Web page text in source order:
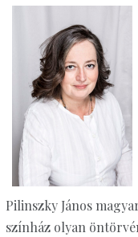
Pilinszky János
színház olyan